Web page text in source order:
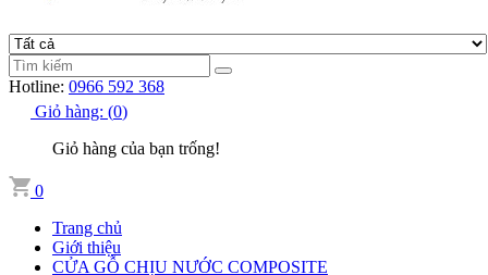
Hotline: 0966 592 368
Giỏ hàng: (0)
Giỏ hàng của bạn trống!
0
Trang chủ
Giới thiệu
CỬA GỖ CHỊU NƯỚC COMPOSITE